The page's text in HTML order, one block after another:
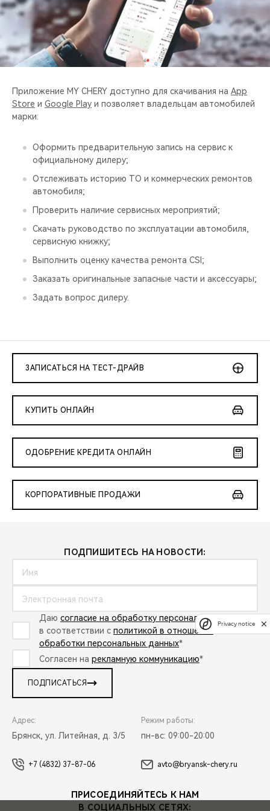
CHERY И СПОРТ
НАШИ МЕРОПРИЯТИЯ
ВИДЕООБЗОРЫ
Приложение MY CHERY доступно для скачивания на App
Store и Google Play и позволяет владельцам автомобилей
марки:
Оформить предварительную запись на сервис к
официальному дилеру;
Отслеживать историю ТО и коммерческих ремонтов
автомобиля;
Проверить наличие сервисных мероприятий;
Скачать руководство по эксплуатации автомобиля,
сервисную книжку;
Выполнить оценку качества ремонта CSI;
Заказать оригинальные запасные части и аксессуары;
Задать вопрос дилеру.
ЗАПИСАТЬСЯ НА ТЕСТ-ДРАЙВ
КУПИТЬ ОНЛАЙН
ОДОБРЕНИЕ КРЕДИТА ОНЛАЙН
КОРПОРАТИВНЫЕ ПРОДАЖИ
ПОДПИШИТЕСЬ НА НОВОСТИ:
Даю согласие на обработку персональных данных
в соответствии с политикой в отношении
обработки персональных данных*
Согласен на рекламную коммуникацию*
ПОДПИСАТЬСЯ
Адрес:
Брянск, ул. Литейная, д. 3/5
Режим работы:
пн-вс: 09:00-20:00
+7 (4832) 37-87-06 avto@bryansk-chery.ru
ПРИСОЕДИНЯЙТЕСЬ К НАМ
В СОЦИАЛЬНЫХ СЕТЯХ:
Privacy notice